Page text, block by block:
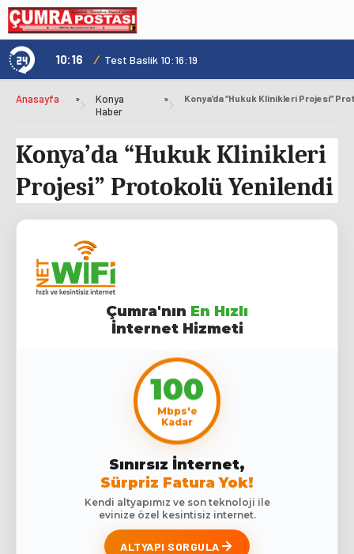
10:16 / Test Baslik 10:16:19
Anasayfa »
Konya
Haber
»
Konya’da “Hukuk Klinikleri
Projesi” Protokolü Yenilendi
Çumra'nın En Hızlı
İnternet Hizmeti
100
Mbps'e
Kadar
Sınırsız İnternet,
Sürpriz Fatura Yok!
Kendi altyapımız ve son teknoloji ile
evinize özel kesintisiz internet.
ALTYAPI SORGULA